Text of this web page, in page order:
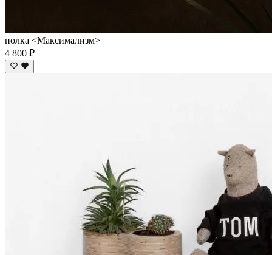
полка <Максимализм>
4 800 ₽